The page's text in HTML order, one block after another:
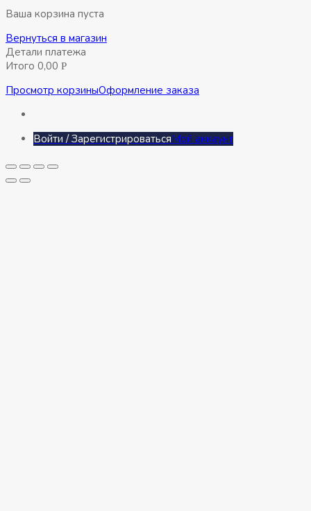
Ваша корзина пуста
Вернуться в магазин
Детали платежа
Итого 0,00 Р
Просмотр корзиныОформление заказа
Войти / ЗарегистрироватьсяМой аккаунт